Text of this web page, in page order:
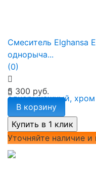
Смеситель Elghansa
однорыча...
(0)
5 300 руб.
В корзину
Уточняйте наличие и